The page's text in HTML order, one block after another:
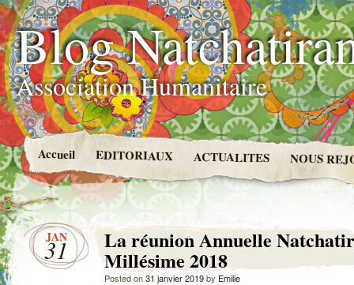
Blog
Association Humanitaire
Accueil EDITORIAUX ACTUALITES NOUS
JAN
31 La réunion Annuelle
Millésime 2018
Posted on31 janvier 2019by Emilie